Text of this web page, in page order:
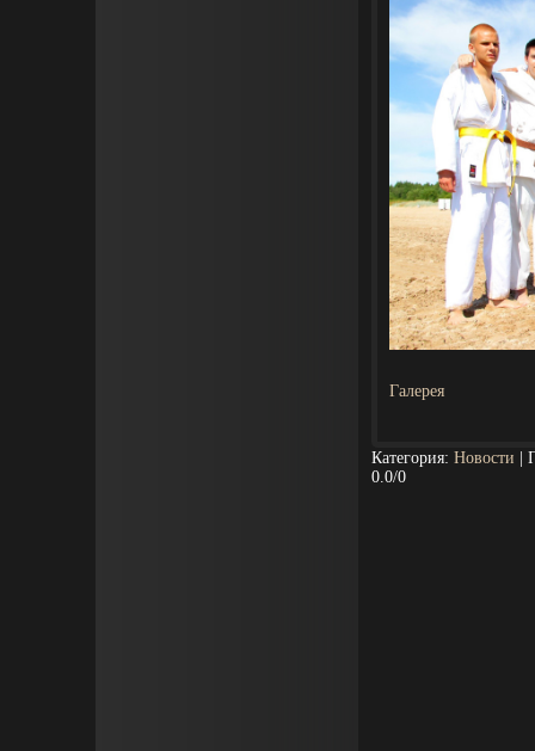
Галерея
Категория: Новости
0.0/0